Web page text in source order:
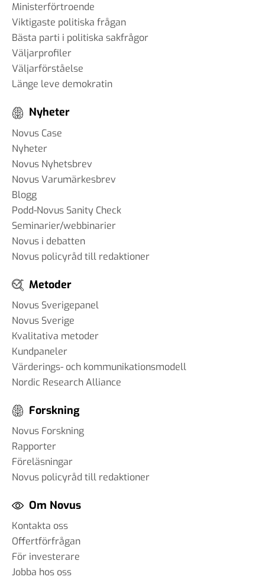
Ministerförtroende
Viktigaste politiska frågan
Bästa parti i politiska sakfrågor
Väljarprofiler
Väljarförståelse
Länge leve demokratin
Nyheter
Novus Case
Nyheter
Novus Nyhetsbrev
Novus Varumärkesbrev
Blogg
Podd-Novus Sanity Check
Seminarier/webbinarier
Novus i debatten
Novus policyråd till redaktioner
Metoder
Novus Sverigepanel
Novus Sverige
Kvalitativa metoder
Kundpaneler
Värderings- och kommunikationsmodell
Nordic Research Alliance
Forskning
Novus Forskning
Rapporter
Föreläsningar
Novus policyråd till redaktioner
Om Novus
Kontakta oss
Offertförfrågan
För investerare
Jobba hos oss